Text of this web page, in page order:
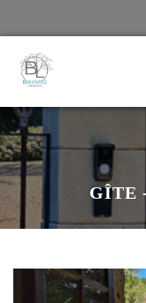
GÎTE